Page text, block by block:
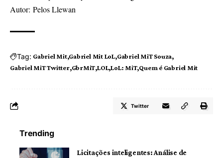
Autor: Pelos Llewan
Tag: Gabriel Mit Gabriel Mit LoL Gabriel MiT Souza
Gabriel MiT Twitter GbrMiT LOL LoL: MiT Quem é Gabriel Mit
Twitter
Trending
Licitações inteligentes: Análise de